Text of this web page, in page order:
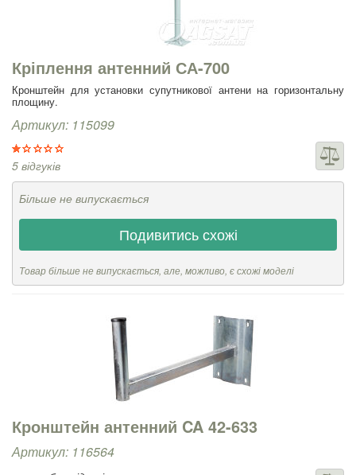
Кріплення антенний СА-700
Кронштейн для установки супутникової антени на горизонтальну
площину.
Артикул: 115099
5 відгуків
Більше не випускається
Подивитись схожі
Товар більше не випускається, але, можливо, є схожі моделі
Кронштейн антенний CA 42-633
Артикул: 116564